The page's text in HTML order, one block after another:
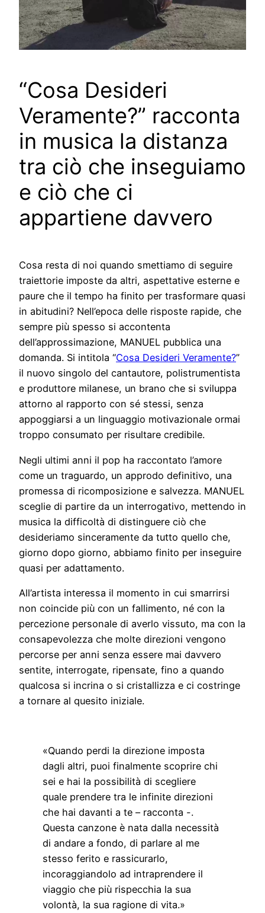
“Cosa Desideri
Veramente?” racconta
in musica la distanza
tra ciò che inseguiamo
e ciò che ci
appartiene davvero
Cosa resta di noi quando smettiamo di seguire
traiettorie imposte da altri, aspettative esterne e
paure che il tempo ha finito per trasformare quasi
in abitudini? Nell’epoca delle risposte rapide, che
sempre più spesso si accontenta
dell’approssimazione, MANUEL pubblica una
domanda. Si intitola “Cosa Desideri Veramente?”
il nuovo singolo del cantautore, polistrumentista
e produttore milanese, un brano che si sviluppa
attorno al rapporto con sé stessi, senza
appoggiarsi a un linguaggio motivazionale ormai
troppo consumato per risultare credibile.
Negli ultimi anni il pop ha raccontato l’amore
come un traguardo, un approdo definitivo, una
promessa di ricomposizione e salvezza. MANUEL
sceglie di partire da un interrogativo, mettendo in
musica la difficoltà di distinguere ciò che
desideriamo sinceramente da tutto quello che,
giorno dopo giorno, abbiamo finito per inseguire
quasi per adattamento.
All’artista interessa il momento in cui smarrirsi
non coincide più con un fallimento, né con la
percezione personale di averlo vissuto, ma con la
consapevolezza che molte direzioni vengono
percorse per anni senza essere mai davvero
sentite, interrogate, ripensate, fino a quando
qualcosa si incrina o si cristallizza e ci costringe
a tornare al quesito iniziale.
«Quando perdi la direzione imposta
dagli altri, puoi finalmente scoprire chi
sei e hai la possibilità di scegliere
quale prendere tra le infinite direzioni
che hai davanti a te – racconta -.
Questa canzone è nata dalla necessità
di andare a fondo, di parlare al me
stesso ferito e rassicurarlo,
incoraggiandolo ad intraprendere il
viaggio che più rispecchia la sua
volontà, la sua ragione di vita.»